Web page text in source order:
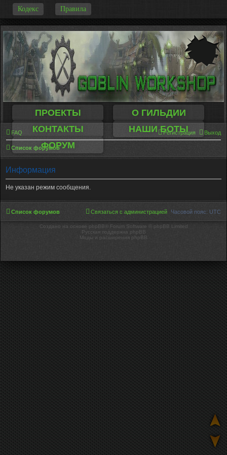
Кодекс Правила
ПРОЕКТЫ
О ГИЛЬДИИ
КОНТАКТЫ
НАШИ БОТЫ
ФОРУМ
FAQ Выход
Регистрация
Список форумов
Информация
Не указан режим сообщения.
Список форумов Часовой пояс: UTC
Связаться с администрацией
Создано на основе phpBB® Forum Software © phpBB Limited
Русская поддержка phpBB
Моды и расширения phpBB